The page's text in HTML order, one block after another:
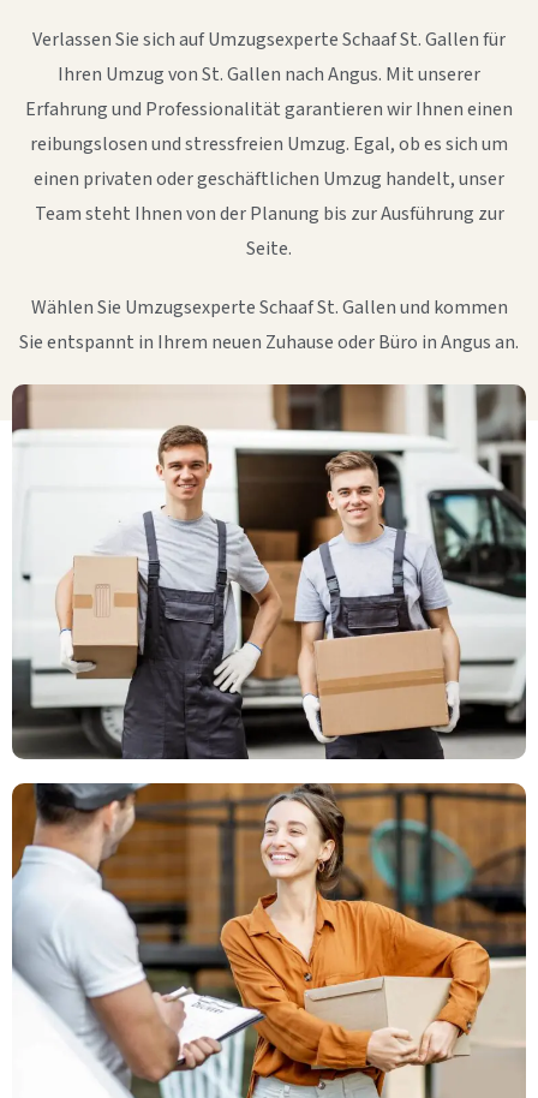
Verlassen Sie sich auf Umzugsexperte Schaaf St. Gallen für
Ihren Umzug von St. Gallen nach Angus. Mit unserer
Erfahrung und Professionalität garantieren wir Ihnen einen
reibungslosen und stressfreien Umzug. Egal, ob es sich um
einen privaten oder geschäftlichen Umzug handelt, unser
Team steht Ihnen von der Planung bis zur Ausführung zur
Seite.
Wählen Sie Umzugsexperte Schaaf St. Gallen und kommen
Sie entspannt in Ihrem neuen Zuhause oder Büro in Angus an.